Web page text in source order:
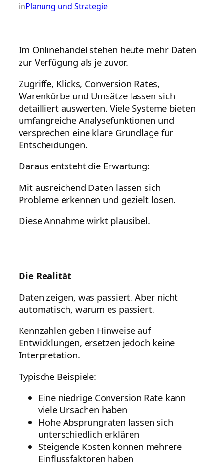
inPlanung und Strategie
Im Onlinehandel stehen heute mehr Daten
zur Verfügung als je zuvor.
Zugriffe, Klicks, Conversion Rates,
Warenkörbe und Umsätze lassen sich
detailliert auswerten. Viele Systeme bieten
umfangreiche Analysefunktionen und
versprechen eine klare Grundlage für
Entscheidungen.
Daraus entsteht die Erwartung:
Mit ausreichend Daten lassen sich
Probleme erkennen und gezielt lösen.
Diese Annahme wirkt plausibel.
Die Realität
Daten zeigen, was passiert. Aber nicht
automatisch, warum es passiert.
Kennzahlen geben Hinweise auf
Entwicklungen, ersetzen jedoch keine
Interpretation.
Typische Beispiele:
Eine niedrige Conversion Rate kann
viele Ursachen haben
Hohe Absprungraten lassen sich
unterschiedlich erklären
Steigende Kosten können mehrere
Einflussfaktoren haben